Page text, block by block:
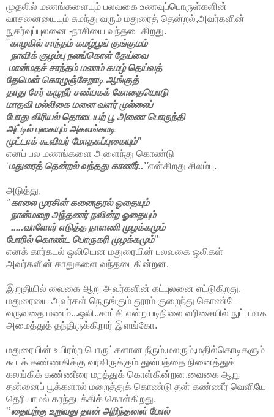
முதலில் மணங்களையும் பலவகை உணவுப்பொருள்களின்
வாசனையையும் சுமந்து வரும் மதுரைத் தென்றல்,அவர்களின்
நுகர்வுப்புலனை -நாசியை வந்தடைகிறது.
''காழகில் சாந்தம் கமழ்பூங் குங்குமம்
நாவிக் குழம்பு நலங்கொள் தேய்வை
மான்மதச் சாந்தம் மணம் கமழ் தெய்வத்
தேமென் கொழுஞ்சேறாடி ஆங்குத்
தாது சேர் கழுநீர் சண்பகக் கோதையொடு
மாதவி மல்லிகை மனை வளர் முல்லைப்
போது விரியல் தொடையற் பூ அணை பொருந்தி
அட்டில் புகையும் அகலங்காடி
முட்டாக் கூவியர் மோதகப்புகையும்’’
எனப் பல மணங்களை அளைந்து கொண்டு
‘மதுரைத் தென்றல் வந்தது காணீர்..’’என்கிறது சிலம்பு.
அடுத்து,
‘’காலை முரசின் கனைகுரல் ஓதையும்
நான்மறை அந்தணர் நவின்ற ஓதையும்
.....வாளோர் எடுத்த நாளணி முழக்கமும்
போரில் கொண்ட பொருகரி முழக்கமும்’’
எனக் கார்கடல் ஒலியென மதுரையின் பலவகை ஒலிகள்
அவர்களின் காதுகளை வந்தடைகின்றன.
இறுதியில் வைகை ஆறு அவர்களின் கட்புலனை எட்டுகிறது.
மதுரையை அவர்கள் நெருங்கும் தூரம் குறைந்து கொண்டே
வருவதை மணம்...ஒலி..காட்சி என்ற படிநிலை வரிசையில் நுட்பமாக
அமைத்துத் தந்திருக்கிறார் இளங்கோ.
மதுரையின் உயிரற்ற பொருட்களான நீரும்,மலரும்,மதில்கொடிகளும்
கூடக் கண்ணகிக்கு வரவிருக்கும் துன்பத்தை நினைத்துக்
கலங்கிக் கண்ணீரை மறத்துக் கொள்கின்றன.வைகை ஆறு
தன்னைப் பூக்களால் மறைத்துக் கொண்டு தன் கண்ணீர் வெளியே
தெரியாமல் கரந்தடக்கிக் கொள்கிறது.
’’தையற்கு உறுவது தான் அறிந்தனள் போல்